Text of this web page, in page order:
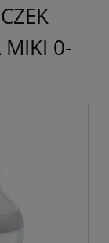
MIKI 0-